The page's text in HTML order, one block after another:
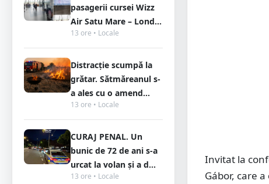
pasagerii cursei Wizz
Air Satu Mare – Lond...
13 ore • Locale
Distracție scumpă la
grătar. Sătmăreanul s-
a ales cu o amend...
13 ore • Locale
CURAJ PENAL. Un
bunic de 72 de ani s-a
urcat la volan și a d...
13 ore • Locale
Invitat la
Gábor, care